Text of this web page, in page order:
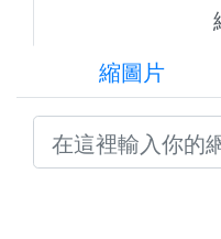
縮圖片